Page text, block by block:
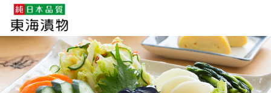
企業・採用情報 社会貢献 品質保証